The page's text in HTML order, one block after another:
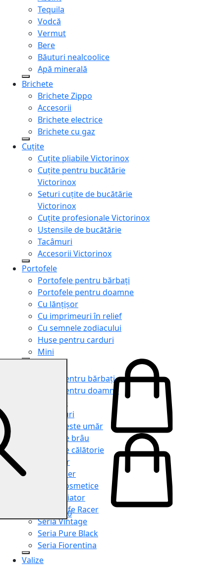
Tequila
Vodcă
Vermut
Bere
Băuturi nealcoolice
Apă minerală
Brichete
Brichete Zippo
Accesorii
Brichete electrice
Brichete cu gaz
Cuțite
Cuțite pliabile Victorinox
Cuțite pentru bucătărie
Victorinox
Seturi cuțite de bucătărie
Victorinox
Cuțite profesionale Victorinox
Ustensile de bucătărie
Tacâmuri
Accesorii Victorinox
Portofele
Portofele pentru bărbați
Portofele pentru doamne
Cu lănțișor
Cu imprimeuri în relief
Cu semnele zodiacului
Huse pentru carduri
Mini
Genți pentru bărbați
Genți pentru doamne
Serviete
Rucsacuri
Genți peste umăr
Genți de brâu
Genți de călătorie
Shopper
Organiser
Truse cosmetice
Seria Aviator
Seria Cafe Racer
Seria Vintage
Seria Pure Black
Seria Fiorentina
Valize
0